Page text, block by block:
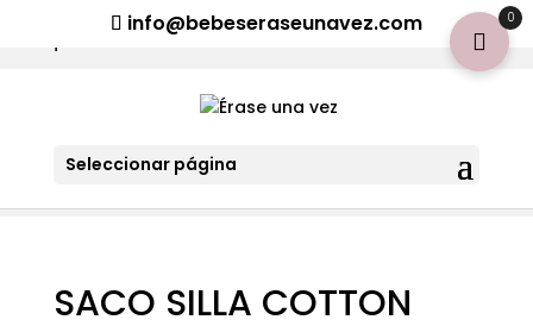
¡Aviso importante para tod@s! Si necesitan más información
info@bebeseraseunavez.com
Seleccionar página
SACO SILLA COTTON
0